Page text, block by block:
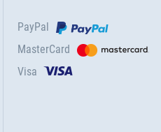
PayPal
MasterCard
Visa